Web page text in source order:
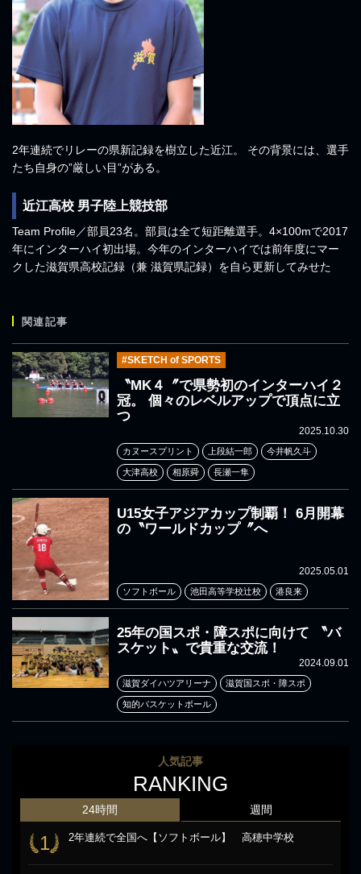
2年連続でリレーの県新記録を樹立した近江。 その背景には、選手
たち自身の”厳しい目”がある。
近江高校 男子陸上競技部
Team Profile／部員23名。部員は全て短距離選手。4×100mで2017
年にインターハイ初出場。今年のインターハイでは前年度にマー
クした滋賀県高校記録（兼 滋賀県記録）を自ら更新してみせた
関連記事
#SKETCH of SPORTS
〝MK４〞で県勢初のインターハイ２
冠。 個々のレベルアップで頂点に立
つ
2025.10.30
カヌースプリント 上段結一郎 今井帆久斗
大津高校 相原舜 長瀬一隼
U15女子アジアカップ制覇！ 6月開幕
の〝ワールドカップ〞へ
2025.05.01
ソフトボール 池田高等学校辻校 港良来
25年の国スポ・障スポに向けて 〝バ
スケット〟で貴重な交流！
2024.09.01
滋賀ダイハツアリーナ 滋賀国スポ・障スポ
知的バスケットボール
人気記事
RANKING
24時間
1 2年連続で全国へ【ソフトボール】 高穂中学校
週間